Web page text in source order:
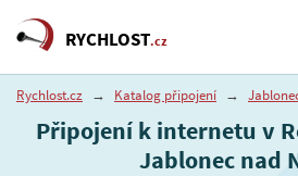
RYCHLOST.cz
Rychlost.cz → Katalog připojení →
Připojení k internetu v
Jablonec nad